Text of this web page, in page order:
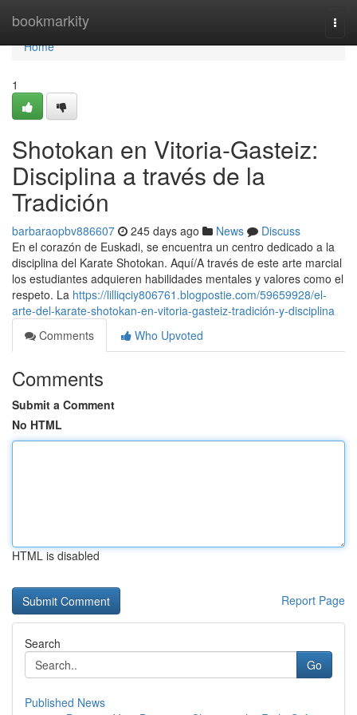
bookmarkity
Home
Home
1
Shotokan en Vitoria-Gasteiz:
Disciplina a través de la
Tradición
barbaraopbv886607 245 days ago News
Discuss
En el corazón de Euskadi, se encuentra un centro dedicado a la
disciplina del Karate Shotokan. Aquí/A través de este arte marcial
los estudiantes adquieren habilidades mentales y valores como el
respeto. La https://lilliqciy806761.blogpostie.com/59659928/el-
arte-del-karate-shotokan-en-vitoria-gasteiz-tradición-y-disciplina
Comments
Who Upvoted
Comments
Submit a Comment
No HTML
HTML is disabled
Report Page
Search
Go
Published News